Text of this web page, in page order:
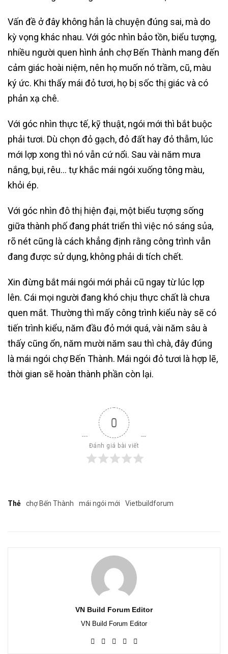
Vấn đề ở đây không hẳn là chuyện đúng sai, mà do
kỳ vọng khác nhau. Với góc nhìn bảo tồn, biểu tượng,
nhiều người quen hình ảnh chợ Bến Thành mang đến
cảm giác hoài niệm, nên họ muốn nó trầm, cũ, màu
ký ức. Khi thấy mái đỏ tươi, họ bị sốc thị giác và có
phản xạ chê.
Với góc nhìn thực tế, kỹ thuật, ngói mới thì bắt buộc
phải tươi. Dù chọn đỏ gạch, đỏ đất hay đỏ thẫm, lúc
mới lợp xong thì nó vẫn cứ nổi. Sau vài năm mưa
nắng, bụi, rêu… tự khắc mái ngói xuống tông màu,
khỏi ép.
Với góc nhìn đô thị hiện đại, một biểu tượng sống
giữa thành phố đang phát triển thì việc nó sáng sủa,
rõ nét cũng là cách khẳng định rằng công trình vẫn
đang được sử dụng, không phải di tích chết.
Xin đừng bắt mái ngói mới phải cũ ngay từ lúc lợp
lên. Cái mọi người đang khó chịu thực chất là chưa
quen mắt. Thường thì mấy công trình kiểu này sẽ có
tiến trình kiểu, năm đầu đỏ mới quá, vài năm sâu à
thấy cũng ổn, năm mười năm sau thì chà, đây đúng
là mái ngói chợ Bến Thành. Mái ngói đỏ tươi là hợp lẽ,
thời gian sẽ hoàn thành phần còn lại.
0
Đánh giá bài viết
Thẻ chợ Bến Thành mái ngói mới Vietbuildforum
VN Build Forum Editor
VN Build Forum Editor